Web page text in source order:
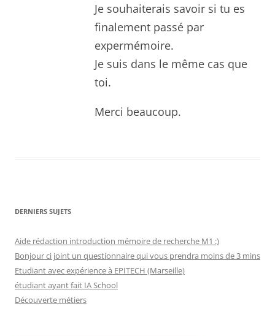
Je souhaiterais savoir si tu es
finalement passé par
expermémoire.
Je suis dans le même cas que
toi.
Merci beaucoup.
DERNIERS SUJETS
Aide rédaction introduction mémoire de recherche M1 :)
Bonjour ci joint un questionnaire qui vous prendra moins de 3 mins
Etudiant avec expérience à EPITECH (Marseille)
étudiant ayant fait IA School
Découverte métiers